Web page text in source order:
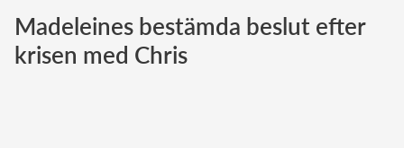
Norska kungahuset
Danska kungahuset
Madeleines bestämda beslut efter
krisen med Chris